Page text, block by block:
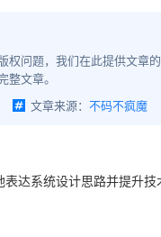
问题，我们在此提供文章
文章。
文章来源： 不码不疯魔
达系统设计思路并提升技